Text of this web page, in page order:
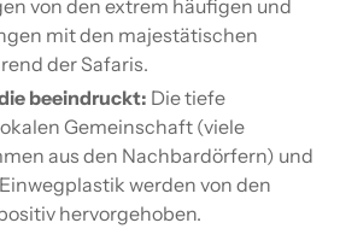
von den extrem häufigen und
mit den majestätischen
der Safaris.
beeindruckt: Die tiefe
Gemeinschaft (viele
aus den Nachbardörfern) und
werden von den
hervorgehoben.